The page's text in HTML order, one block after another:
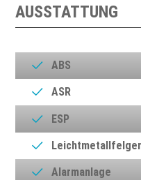
AUSSTATTUNG
ABS
ASR
ESP
Alarmanlage